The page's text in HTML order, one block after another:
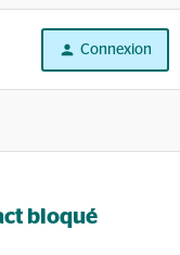
Connexion
bloqué